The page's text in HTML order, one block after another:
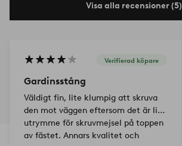
Visa alla recensioner (5)
Verifierad köpare
Gardinsstång
Väldigt fin, lite klumpig att skruva
den mot väggen eftersom det är lite
utrymme för skruvmejsel på toppen
av fästet. Annars kvalitet och